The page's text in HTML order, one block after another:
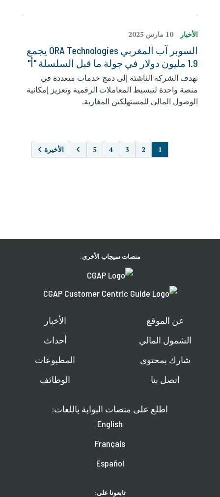
الأخبار 10 مارس 2025
السوبر آب المغربي ORA Technologies يجمع
1.9 مليون دولار في جولة ما قبل السلسلة "أ"
تهدف الشركة الناشئة إلى دمج خدمات متعددة في
منصة واحدة لتبسيط المعاملات الرقمية وتعزيز إمكانية
الوصول المالي للمستهلكين المغاربة.
الأخيرة
منصات سيجاب الأخرى:
عن الموقع
الشمول المالي
شارك بمحتوى
اتصل بنا
الأخبار
أحداث
المطبوعات
الوظائف
اطلع على منصات البوابة باللغات:
English
Français
Español
تابعونا على: